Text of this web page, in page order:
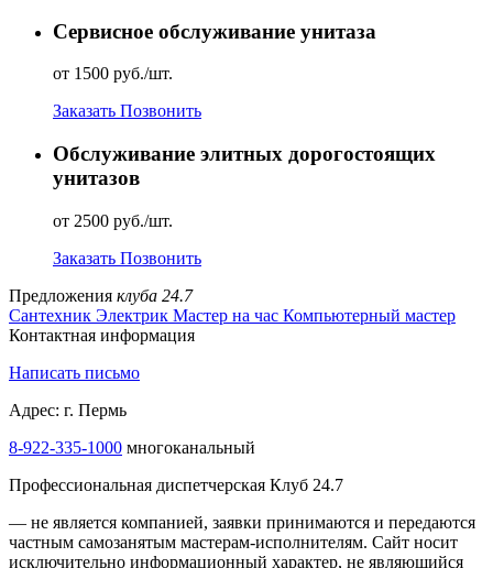
Сервисное обслуживание унитаза
от 1500 руб./шт.
Заказать Позвонить
Обслуживание элитных дорогостоящих
унитазов
от 2500 руб./шт.
Заказать Позвонить
Предложения клуба 24.7
Сантехник Электрик Мастер на час Компьютерный мастер
Контактная информация
Написать письмо
Адрес: г. Пермь
8-922-335-1000 многоканальный
Профессиональная диспетчерская Клуб 24.7
— не является компанией, заявки принимаются и передаются
частным самозанятым мастерам‑исполнителям. Сайт носит
исключительно информационный характер, не являющийся